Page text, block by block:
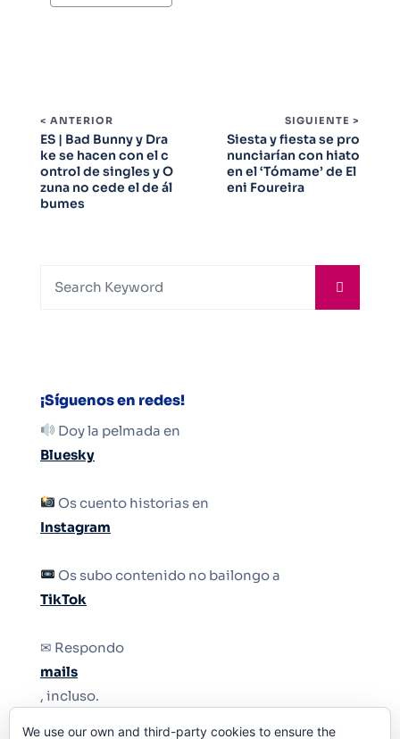
< ANTERIOR
ES | Bad Bunny y Dra
ke se hacen con el c
ontrol de singles y O
zuna no cede el de ál
bumes
SIGUIENTE >
Siesta y fiesta se pro
nunciarían con hiato
en el ‘Tómame’ de El
eni Foureira
¡Síguenos en redes!
Doy la pelmada en
Bluesky
Os cuento historias en
Instagram
Os subo contenido no bailongo a
TikTok
✉ Respondo
mails
, incluso.
Y si una persona no puede tener teléfono, que
We use our own and third-party cookies to ensure the